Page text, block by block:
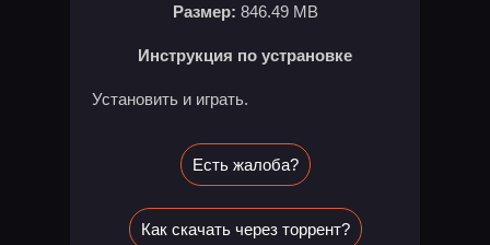
Размер: 846.49 MB
Инструкция по устрановке
Установить и играть.
Есть жалоба?
Как скачать через торрент?